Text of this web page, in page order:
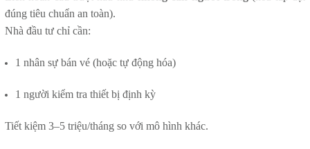
đúng tiêu chuẩn an toàn).
Nhà đầu tư chỉ cần:
1 nhân sự bán vé (hoặc tự động hóa)
1 người kiểm tra thiết bị định kỳ
Tiết kiệm 3–5 triệu/tháng so với mô hình khác.